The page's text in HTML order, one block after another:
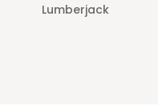
Lumberjack